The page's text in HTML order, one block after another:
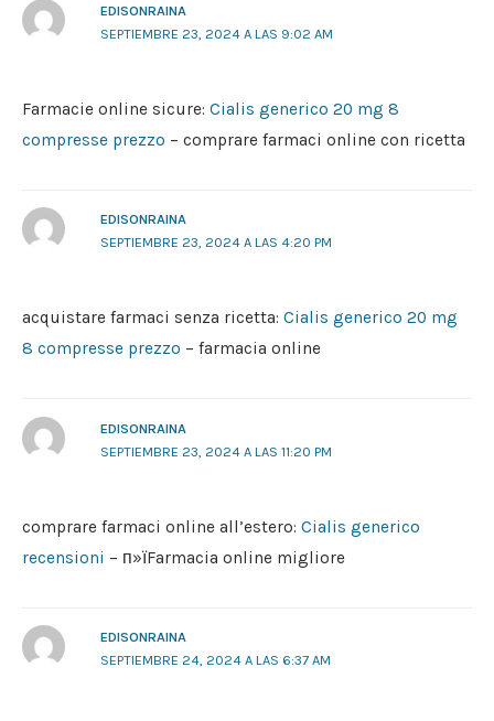
EDISONRAINA
SEPTIEMBRE 23, 2024 A LAS 9:02 AM
Farmacie online sicure: Cialis generico 20 mg 8
compresse prezzo – comprare farmaci online con ricetta
EDISONRAINA
SEPTIEMBRE 23, 2024 A LAS 4:20 PM
acquistare farmaci senza ricetta: Cialis generico 20 mg
8 compresse prezzo – farmacia online
EDISONRAINA
SEPTIEMBRE 23, 2024 A LAS 11:20 PM
comprare farmaci online all’estero: Cialis generico
recensioni – п»їFarmacia online migliore
EDISONRAINA
SEPTIEMBRE 24, 2024 A LAS 6:37 AM